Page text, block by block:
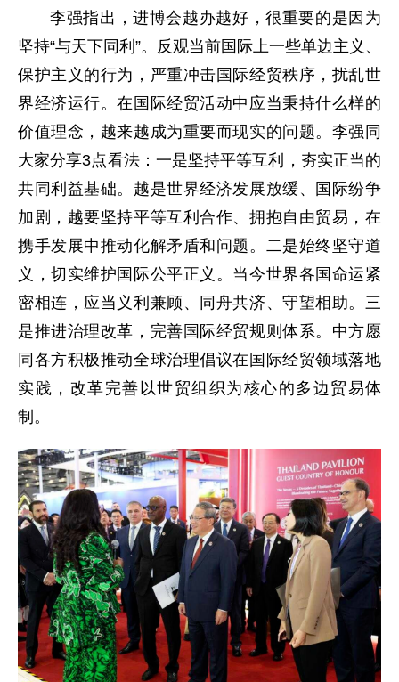
李强指出，进博会越办越好，很重要的是因为
坚持“与天下同利”。反观当前国际上一些单边主义、
保护主义的行为，严重冲击国际经贸秩序，扰乱世
界经济运行。在国际经贸活动中应当秉持什么样的
价值理念，越来越成为重要而现实的问题。李强同
大家分享3点看法：一是坚持平等互利，夯实正当的
共同利益基础。越是世界经济发展放缓、国际纷争
加剧，越要坚持平等互利合作、拥抱自由贸易，在
携手发展中推动化解矛盾和问题。二是始终坚守道
义，切实维护国际公平正义。当今世界各国命运紧
密相连，应当义利兼顾、同舟共济、守望相助。三
是推进治理改革，完善国际经贸规则体系。中方愿
同各方积极推动全球治理倡议在国际经贸领域落地
实践，改革完善以世贸组织为核心的多边贸易体
制。